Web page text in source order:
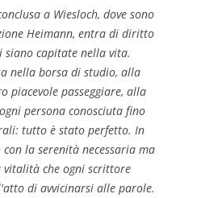
a Wiesloch, dove sono
Heimann, entra di diritto
siano capitate nella vita.
nella borsa di studio, alla
piacevole passeggiare, alla
persona conosciuta fino
tutto è stato perfetto. In
la serenità necessaria ma
che ogni scrittore
di avvicinarsi alle parole.